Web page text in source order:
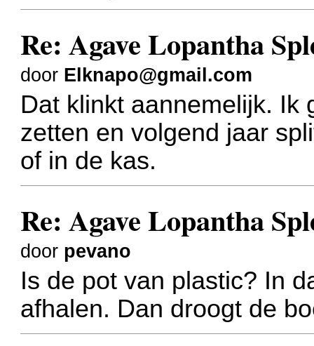
Re: Agave Lopantha
door Elknapo@gmail.com
Dat klinkt aannemelijk. Ik
zetten en volgend jaar
of in de kas.
Re: Agave Lopantha
door pevano
Is de pot van plastic? In
afhalen. Dan droogt de